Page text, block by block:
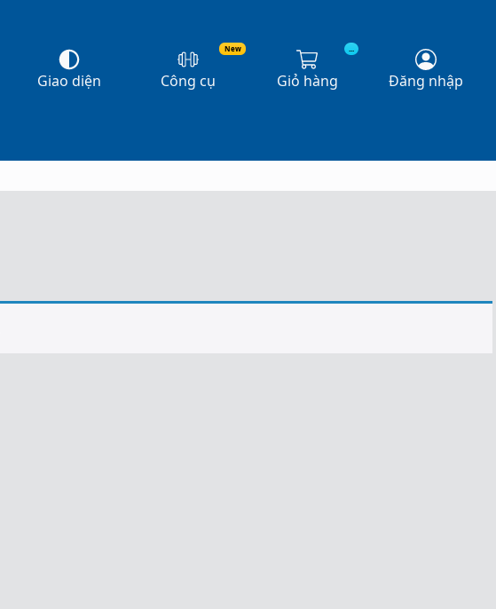
Giao diện
New
Công cụ
...
Giỏ hàng Đăng nhập